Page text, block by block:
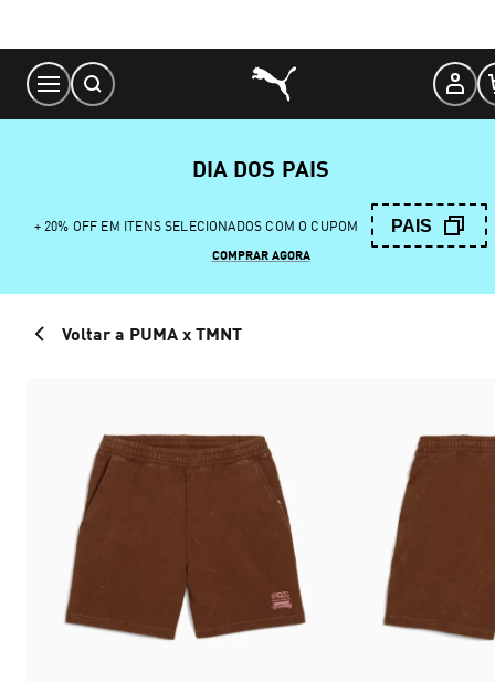
Content
DIA DOS PAIS
+ 20% OFF EM ITENS SELECIONADOS COM O CUPOM PAIS
COMPRAR AGORA
Voltar a PUMA x TMNT